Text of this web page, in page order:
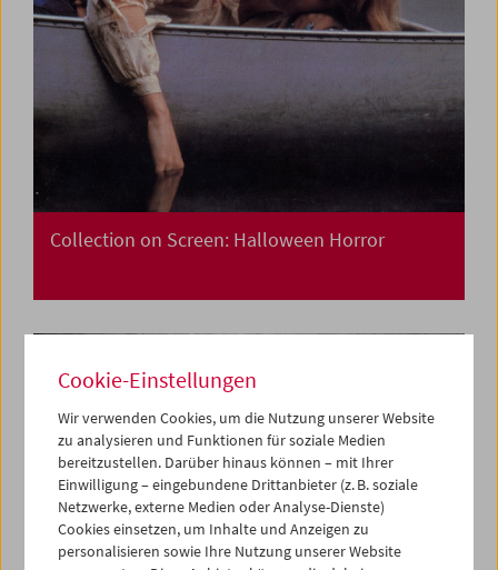
Collection on Screen: Halloween Horror
Cookie-Einstellungen
Wir verwenden Cookies, um die Nutzung unserer Website
zu analysieren und Funktionen für soziale Medien
bereitzustellen. Darüber hinaus können – mit Ihrer
Einwilligung – eingebundene Drittanbieter (z. B. soziale
Netzwerke, externe Medien oder Analyse-Dienste)
Cookies einsetzen, um Inhalte und Anzeigen zu
personalisieren sowie Ihre Nutzung unserer Website